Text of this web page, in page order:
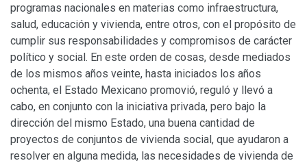
programas nacionales en materias como infraestructura,
salud, educación y vivienda, entre otros, con el propósito de
cumplir sus responsabilidades y compromisos de carácter
político y social. En este orden de cosas, desde mediados
de los mismos años veinte, hasta iniciados los años
ochenta, el Estado Mexicano promovió, reguló y llevó a
cabo, en conjunto con la iniciativa privada, pero bajo la
dirección del mismo Estado, una buena cantidad de
proyectos de conjuntos de vivienda social, que ayudaron a
resolver en alguna medida, las necesidades de vivienda de